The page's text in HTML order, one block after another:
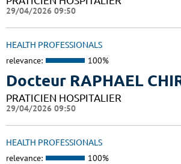
29/04/2026 09:50
HEALTH PROFESSIONALS
relevance: 100%
Docteur RAPHAEL
PRATICIEN HOSPITALIER
29/04/2026 09:50
HEALTH PROFESSIONALS
relevance: 100%